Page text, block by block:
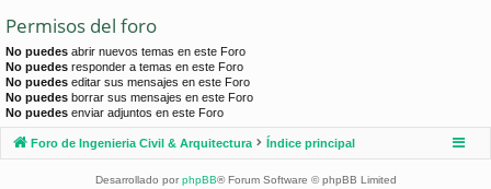
Permisos del foro
No puedes abrir nuevos temas en este Foro
No puedes responder a temas en este Foro
No puedes editar sus mensajes en este Foro
No puedes borrar sus mensajes en este Foro
No puedes enviar adjuntos en este Foro
Foro de Ingenieria Civil & Arquitectura Índice principal
Desarrollado por phpBB® Forum Software © phpBB Limited